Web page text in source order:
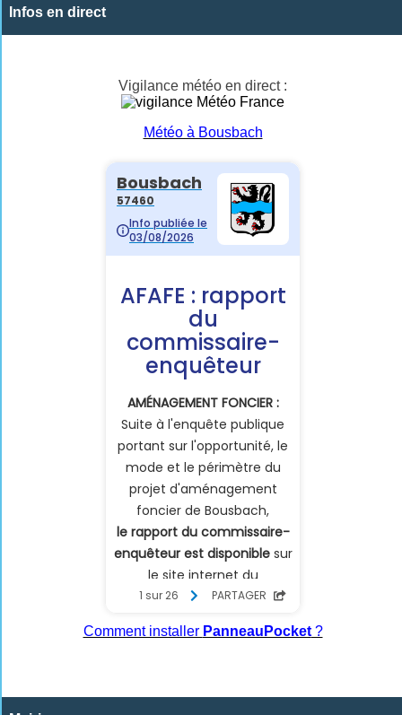
Infos en direct
Vigilance météo en direct :
Météo à Bousbach
Comment installer PanneauPocket?